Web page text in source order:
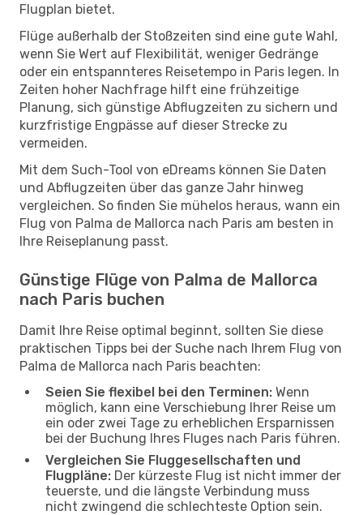
Flugplan bietet.
Flüge außerhalb der Stoßzeiten sind eine gute Wahl,
wenn Sie Wert auf Flexibilität, weniger Gedränge
oder ein entspannteres Reisetempo in Paris legen. In
Zeiten hoher Nachfrage hilft eine frühzeitige
Planung, sich günstige Abflugzeiten zu sichern und
kurzfristige Engpässe auf dieser Strecke zu
vermeiden.
Mit dem Such-Tool von eDreams können Sie Daten
und Abflugzeiten über das ganze Jahr hinweg
vergleichen. So finden Sie mühelos heraus, wann ein
Flug von Palma de Mallorca nach Paris am besten in
Ihre Reiseplanung passt.
Günstige Flüge von Palma de Mallorca
nach Paris buchen
Damit Ihre Reise optimal beginnt, sollten Sie diese
praktischen Tipps bei der Suche nach Ihrem Flug von
Palma de Mallorca nach Paris beachten:
Seien Sie flexibel bei den Terminen: Wenn
möglich, kann eine Verschiebung Ihrer Reise um
ein oder zwei Tage zu erheblichen Ersparnissen
bei der Buchung Ihres Fluges nach Paris führen.
Vergleichen Sie Fluggesellschaften und
Flugpläne: Der kürzeste Flug ist nicht immer der
teuerste, und die längste Verbindung muss
nicht zwingend die schlechteste Option sein.